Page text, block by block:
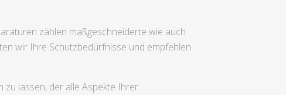
zählen maßgeschneiderte wie auch
wir Ihre Schutzbedürfnisse und empfehlen
zu lassen, der alle Aspekte Ihrer